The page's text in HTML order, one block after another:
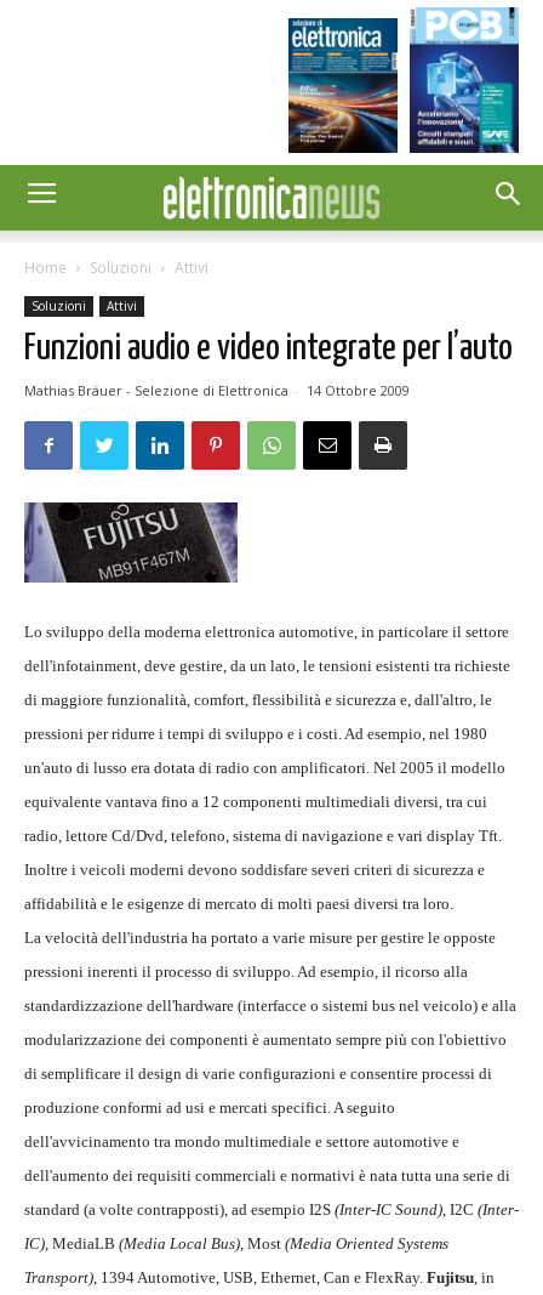
Home Soluzioni Attivi
Soluzioni Attivi
Funzioni audio e video integrate per l’auto
Mathias Bräuer - Selezione di Elettronica - 14 Ottobre 2009
Lo sviluppo della moderna elettronica automotive, in particolare il settore
dell'infotainment, deve gestire, da un lato, le tensioni esistenti tra richieste
di maggiore funzionalità, comfort, flessibilità e sicurezza e, dall'altro, le
pressioni per ridurre i tempi di sviluppo e i costi. Ad esempio, nel 1980
un'auto di lusso era dotata di radio con amplificatori. Nel 2005 il modello
equivalente vantava fino a 12 componenti multimediali diversi, tra cui
radio, lettore Cd/Dvd, telefono, sistema di navigazione e vari display Tft.
Inoltre i veicoli moderni devono soddisfare severi criteri di sicurezza e
affidabilità e le esigenze di mercato di molti paesi diversi tra loro.
La velocità dell'industria ha portato a varie misure per gestire le opposte
pressioni inerenti il processo di sviluppo. Ad esempio, il ricorso alla
standardizzazione dell'hardware (interfacce o sistemi bus nel veicolo) e alla
modularizzazione dei componenti è aumentato sempre più con l'obiettivo
di semplificare il design di varie configurazioni e consentire processi di
produzione conformi ad usi e mercati specifici. A seguito
dell'avvicinamento tra mondo multimediale e settore automotive e
dell'aumento dei requisiti commerciali e normativi è nata tutta una serie di
standard (a volte contrapposti), ad esempio I2S (Inter-IC Sound), I2C (Inter-
IC), MediaLB (Media Local Bus), Most (Media Oriented Systems
Transport), 1394 Automotive, USB, Ethernet, Can e FlexRay. Fujitsu, in